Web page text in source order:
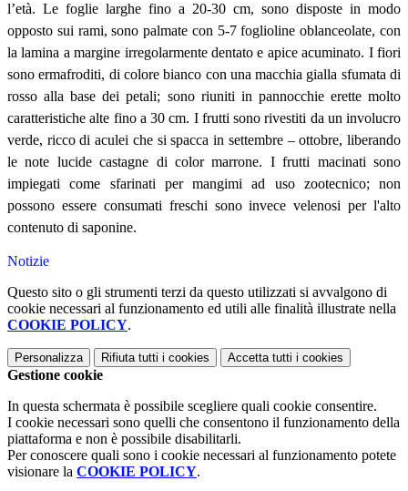
l’età. Le foglie larghe fino a 20-30 cm, sono disposte in modo
opposto sui rami, sono palmate con 5-7 foglioline oblanceolate, con
la lamina a margine irregolarmente dentato e apice acuminato. I fiori
sono ermafroditi, di colore bianco con una macchia gialla sfumata di
rosso alla base dei petali; sono riuniti in pannocchie erette molto
caratteristiche alte fino a 30 cm. I frutti sono rivestiti da un involucro
verde, ricco di aculei che si spacca in settembre – ottobre, liberando
le note lucide castagne di color marrone. I frutti macinati sono
impiegati come sfarinati per mangimi ad uso zootecnico; non
possono essere consumati freschi sono invece velenosi per l'alto
contenuto di saponine.
Notizie
Questo sito o gli strumenti terzi da questo utilizzati si avvalgono di
cookie necessari al funzionamento ed utili alle finalità illustrate nella
COOKIE POLICY.
Personalizza Rifiuta tutti i cookies Accetta tutti i cookies
Gestione cookie
In questa schermata è possibile scegliere quali cookie consentire.
I cookie necessari sono quelli che consentono il funzionamento della
piattaforma e non è possibile disabilitarli.
Per conoscere quali sono i cookie necessari al funzionamento potete
visionare la COOKIE POLICY.